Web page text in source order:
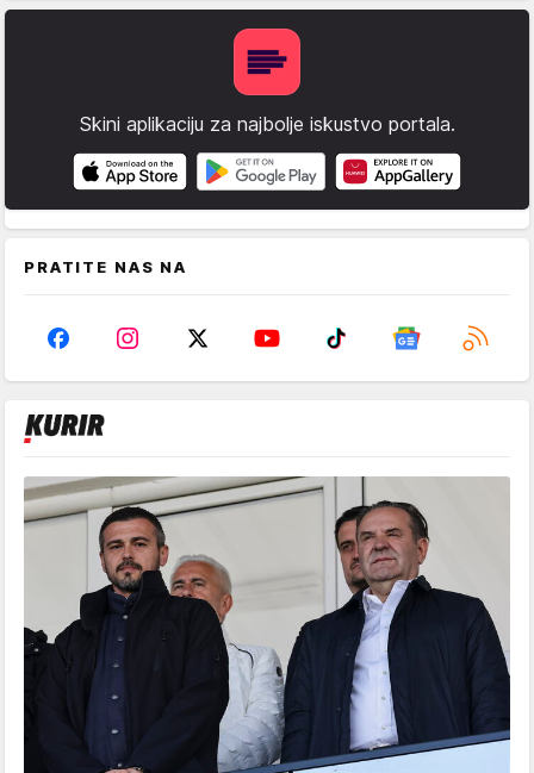
Skini aplikaciju za najbolje iskustvo portala.
PRATITE NAS NA